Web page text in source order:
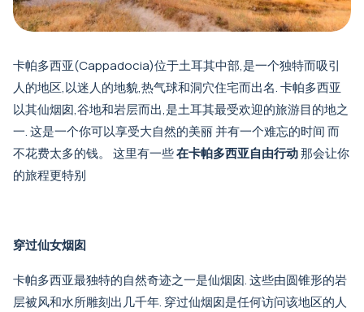
卡帕多西亚(Cappadocia)位于土耳其中部,是一个独特而吸引
人的地区,以迷人的地貌,热气球和洞穴住宅而出名. 卡帕多西亚
以其仙烟囱,谷地和岩层而出,是土耳其最受欢迎的旅游目的地之
一. 这是一个你可以享受大自然的美丽 并有一个难忘的时间 而
不花费太多的钱。 这里有一些在卡帕多西亚自由行动那会让你
的旅程更特别
穿过仙女烟囱
卡帕多西亚最独特的自然奇迹之一是仙烟囱. 这些由圆锥形的岩
层被风和水所雕刻出几千年. 穿过仙烟囱是任何访问该地区的人